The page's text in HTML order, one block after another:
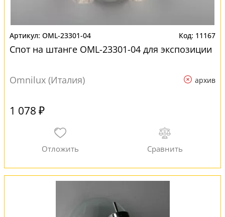
OML-23301-04 11167
Спот на штанге OML-23301-04 для экспозиции
Omnilux (Италия) архив
1 078 ₽